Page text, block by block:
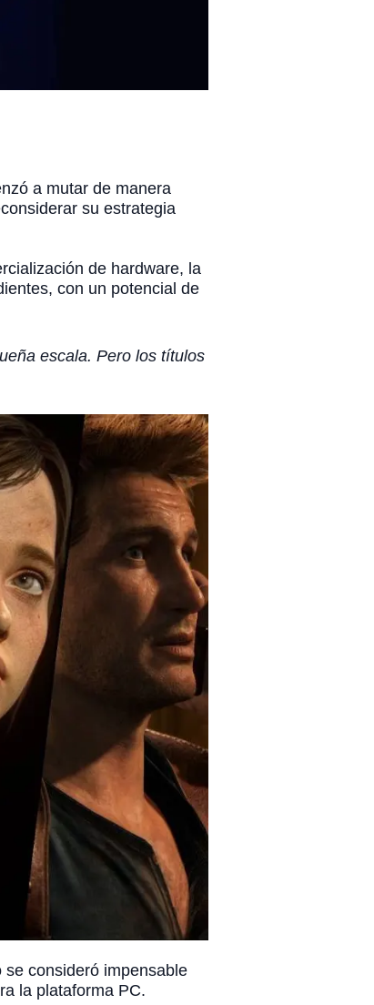
a mutar de manera
su estrategia
de hardware, la
con un potencial de
escala. Pero los títulos
consideró impensable
la plataforma PC.